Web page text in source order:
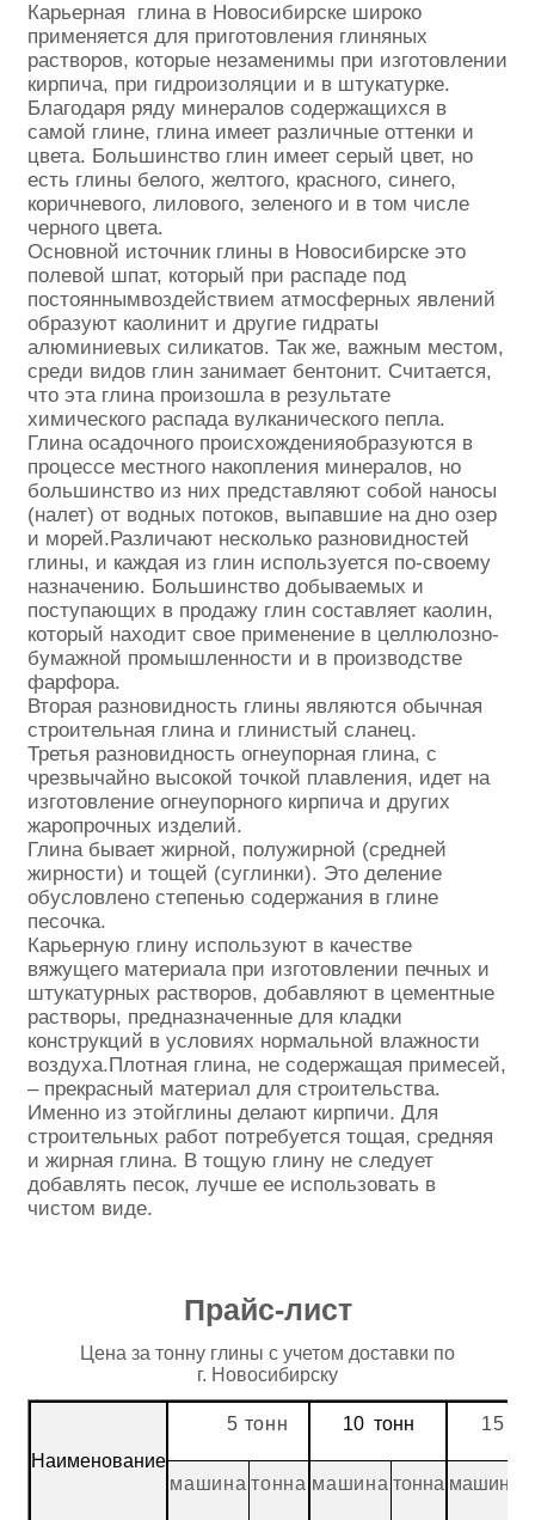
Карьерная глина в Новосибирске широко
применяется для приготовления глиняных
растворов, которые незаменимы при изготовлении
кирпича, при гидроизоляции и в штукатурке.
Благодаря ряду минералов содержащихся в
самой глине, глина имеет различные оттенки и
цвета. Большинство глин имеет серый цвет, но
есть глины белого, желтого, красного, синего,
коричневого, лилового, зеленого и в том числе
черного цвета.
Основной источник глины в Новосибирске это
полевой шпат, который при распаде под
постояннымвоздействием атмосферных явлений
образуют каолинит и другие гидраты
алюминиевых силикатов. Так же, важным местом,
среди видов глин занимает бентонит. Считается,
что эта глина произошла в результате
химического распада вулканического пепла.
Глина осадочного происхожденияобразуются в
процессе местного накопления минералов, но
большинство из них представляют собой наносы
(налет) от водных потоков, выпавшие на дно озер
и морей.Различают несколько разновидностей
глины, и каждая из глин используется по-своему
назначению. Большинство добываемых и
поступающих в продажу глин составляет каолин,
который находит свое применение в целлюлозно-
бумажной промышленности и в производстве
фарфора.
Вторая разновидность глины являются обычная
строительная глина и глинистый сланец.
Третья разновидность огнеупорная глина, с
чрезвычайно высокой точкой плавления, идет на
изготовление огнеупорного кирпича и других
жаропрочных изделий.
Глина бывает жирной, полужирной (средней
жирности) и тощей (суглинки). Это деление
обусловлено степенью содержания в глине
песочка.
Карьерную глину используют в качестве
вяжущего материала при изготовлении печных и
штукатурных растворов, добавляют в цементные
растворы, предназначенные для кладки
конструкций в условиях нормальной влажности
воздуха.Плотная глина, не содержащая примесей,
– прекрасный материал для строительства.
Именно из этойглины делают кирпичи. Для
строительных работ потребуется тощая, средняя
и жирная глина. В тощую глину не следует
добавлять песок, лучше ее использовать в
чистом виде.
Прайс-лист
Цена за тонну глины с учетом доставки по
г. Новосибирску
Наименование
5 тонн 10 тонн 15
машина тонна машина тонна машина